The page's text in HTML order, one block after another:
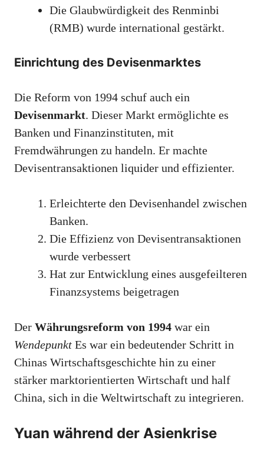
Die Glaubwürdigkeit des Renminbi
(RMB) wurde international gestärkt.
Einrichtung des Devisenmarktes
Die Reform von 1994 schuf auch ein
Devisenmarkt. Dieser Markt ermöglichte es
Banken und Finanzinstituten, mit
Fremdwährungen zu handeln. Er machte
Devisentransaktionen liquider und effizienter.
Erleichterte den Devisenhandel zwischen
Banken.
Die Effizienz von Devisentransaktionen
wurde verbessert
Hat zur Entwicklung eines ausgefeilteren
Finanzsystems beigetragen
Der Währungsreform von 1994 war ein
Wendepunkt Es war ein bedeutender Schritt in
Chinas Wirtschaftsgeschichte hin zu einer
stärker marktorientierten Wirtschaft und half
China, sich in die Weltwirtschaft zu integrieren.
Yuan während der Asienkrise